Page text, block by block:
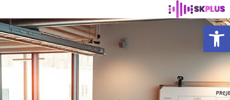
פתח סרגל נגישות